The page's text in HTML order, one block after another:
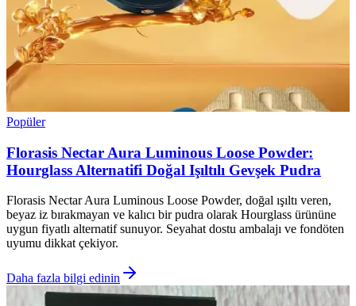
Popüler
Florasis Nectar Aura Luminous Loose Powder:
Hourglass Alternatifi Doğal Işıltılı Gevşek Pudra
Florasis Nectar Aura Luminous Loose Powder, doğal ışıltı veren,
beyaz iz bırakmayan ve kalıcı bir pudra olarak Hourglass ürününe
uygun fiyatlı alternatif sunuyor. Seyahat dostu ambalajı ve fondöten
uyumu dikkat çekiyor.
Daha fazla bilgi edinin